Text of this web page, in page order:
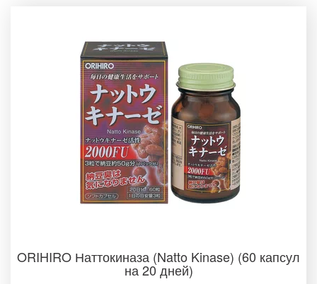
ORIHIRO Наттокиназа (Natto Kinase) (60 капсул
на 20 дней)